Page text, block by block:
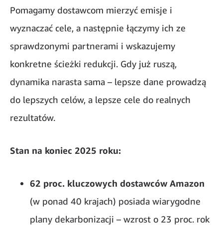
Pomagamy dostawcom mierzyć emisje i
wyznaczać cele, a następnie łączymy ich ze
sprawdzonymi partnerami i wskazujemy
konkretne ścieżki redukcji. Gdy już ruszą,
dynamika narasta sama – lepsze dane prowadzą
do lepszych celów, a lepsze cele do realnych
rezultatów.
Stan na koniec 2025 roku:
62 proc. kluczowych dostawców Amazon
(w ponad 40 krajach) posiada wiarygodne
plany dekarbonizacji – wzrost o 23 proc. rok